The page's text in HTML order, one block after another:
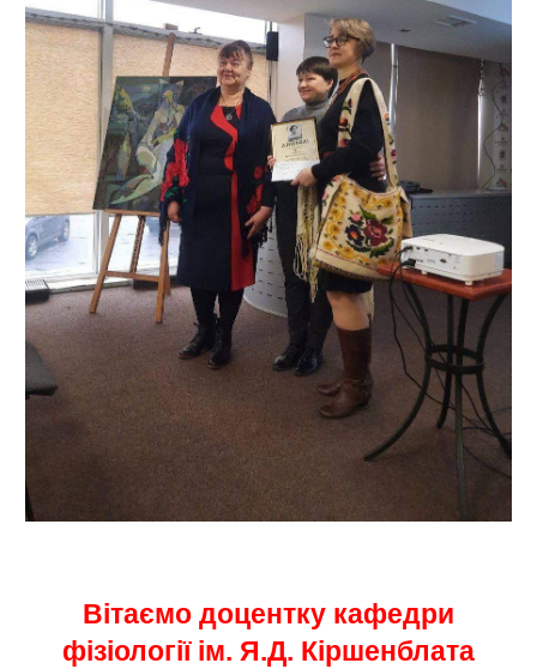
Вітаємо доцентку кафедри
фізіології ім. Я.Д. Кіршенблата